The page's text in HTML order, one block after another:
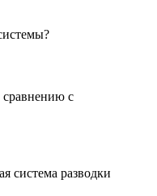
с
система разводки